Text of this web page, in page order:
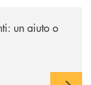
un aiuto o